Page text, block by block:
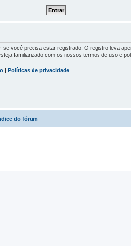
se você precisa estar registrado. O registro leva
familiarizado com os nossos termos de uso e
| Políticas de privacidade
do fórum